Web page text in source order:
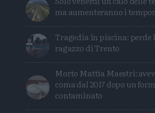
ma aumenteranno i
Tragedia in piscina: perde
ragazzo di Trento
Morto Mattia Maestri:
coma dal 2017 dopo un
contaminato